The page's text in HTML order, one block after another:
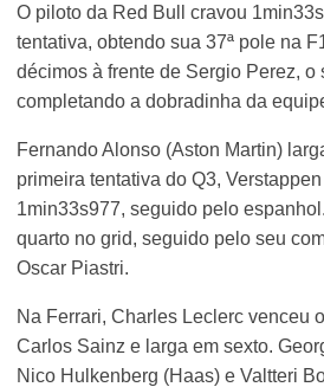
O piloto da Red Bull cravou
tentativa, obtendo sua 37ª pole na
décimos à frente de Sergio Perez, o
completando a dobradinha da
Fernando Alonso (Aston Martin)
primeira tentativa do Q3,
1min33s977, seguido pelo
quarto no grid, seguido pelo seu
Oscar Piastri.
Na Ferrari, Charles Leclerc venceu
Carlos Sainz e larga em sexto.
Nico Hulkenberg (Haas) e Valtteri